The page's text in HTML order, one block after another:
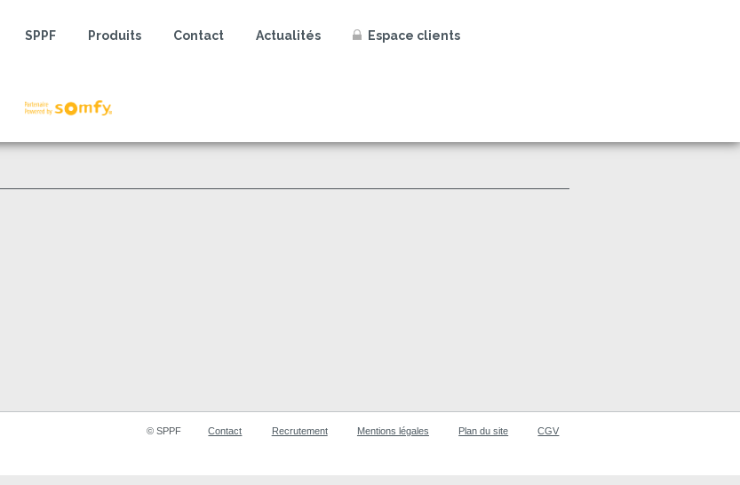
SPPF Produits Contact Actualités Espace clients
© SPPF Contact Recrutement Mentions légales Plan du site CGV